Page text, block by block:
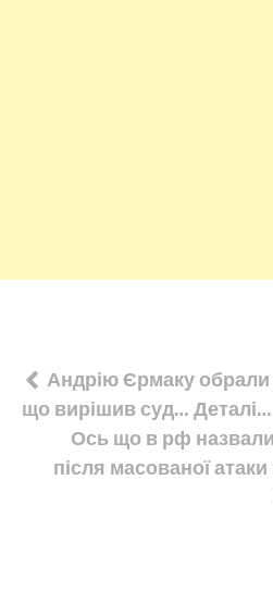
Навігація
записів
Андрію Єрмаку обрали
що вирішив суд… Деталі…
Ось що в рф
після масованої